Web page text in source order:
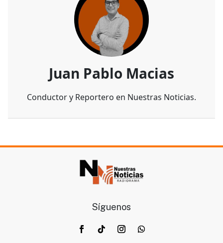
Juan Pablo Macias
Conductor y Reportero en Nuestras Noticias.
Síguenos